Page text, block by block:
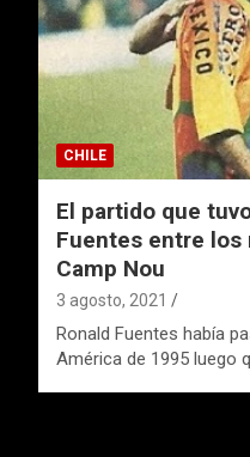
CHILE
El partido que
Fuentes entre los
Camp Nou
3 agosto, 2021
Ronald Fuentes había
América de 1995 luego